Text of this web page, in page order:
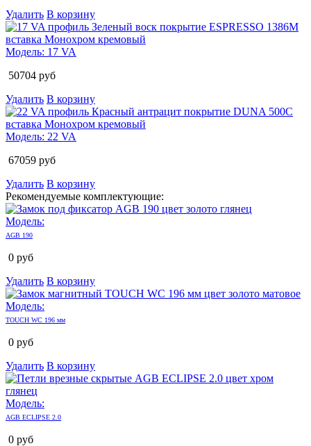
Удалить В корзину
Модель: 17 VA
50704 руб
Удалить В корзину
Модель: 22 VA
67059 руб
Удалить В корзину
Рекомендуемые комплектующие:
Модель:
AGB 190
0 руб
Удалить В корзину
Модель:
TOUCH WC 196 мм
0 руб
Удалить В корзину
Модель:
AGB ECLIPSE 2.0
0 руб